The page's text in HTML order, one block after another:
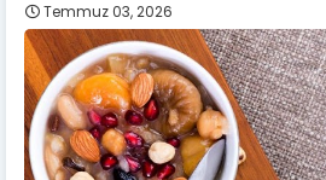
Temmuz 03, 2026